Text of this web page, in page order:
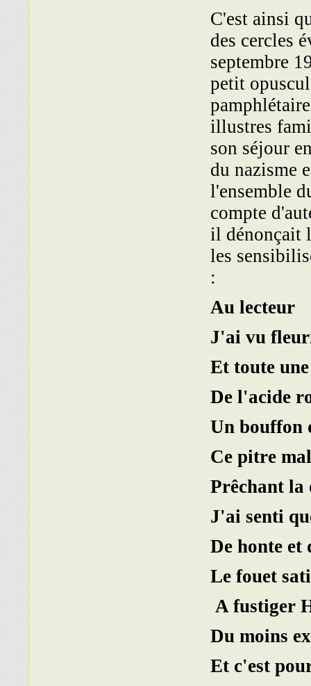
C'est ainsi
des cercles
septembre
petit
illustres
son séjour
du nazisme
l'ensemble
compte
il dénonçait
les
:
Au lecteur
J'ai vu
Et toute
Ce pitre
Prêchant la
Le fouet
A fustiger
Du moins
Et c'est